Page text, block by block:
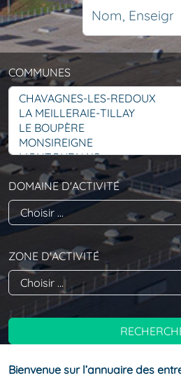
COMMUNES
DOMAINE D'ACTIVITÉ
ZONE D'ACTIVITÉ
Bienvenue sur l’annuaire des